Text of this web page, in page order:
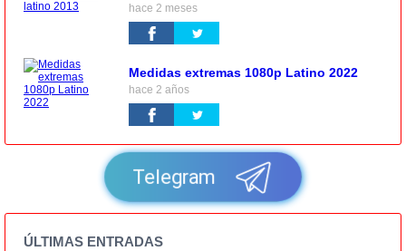
hace 2 meses
Medidas extremas 1080p Latino 2022
hace 2 años
Telegram
ÚLTIMAS ENTRADAS